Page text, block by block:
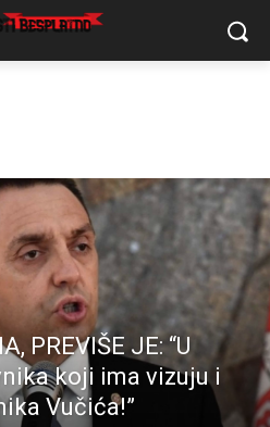
PREVIŠE JE: “U
koji ima vizuju i
Vučića!”